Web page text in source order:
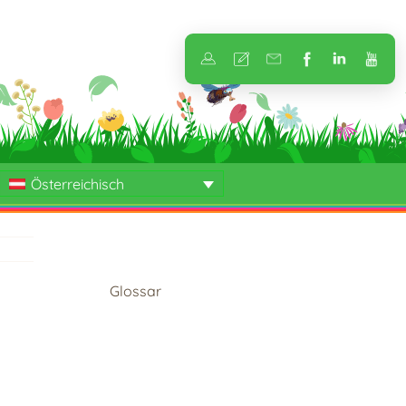
Österreichisch
Glossar